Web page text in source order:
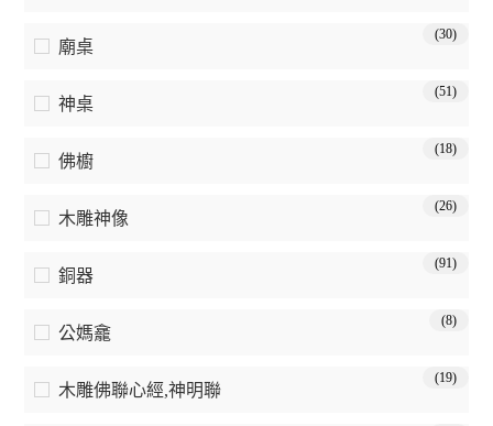
廟桌
(30)
神桌
(51)
佛櫥
(18)
木雕神像
(26)
銅器
(91)
公媽龕
(8)
木雕佛聯心經,神明聯
(19)